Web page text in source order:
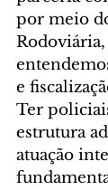
por meio
e
Ter
estrutura
atuação